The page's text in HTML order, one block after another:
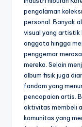
pengalaman
personal. Banyak
visual yang artistik
anggota hingga
penggemar
mereka. Selain
album fisik juga
fandom yang
pencapaian artis.
aktivitas membeli
komunitas yang